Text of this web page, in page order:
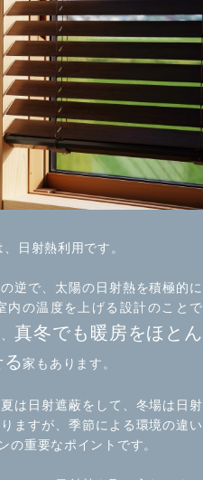
日射熱利用です。
逆で、太陽の日射熱を積極的に
内の温度を上げる設計のことで
真冬でも暖房をほとん
る家もあります。
は日射遮蔽をして、冬場は日射
ますが、季節による環境の違い
の重要なポイントです。